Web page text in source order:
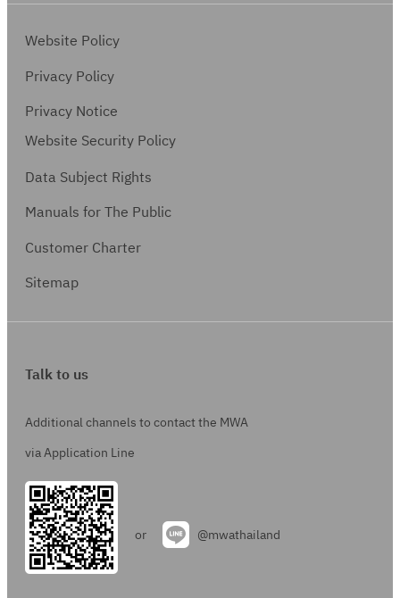
Website Policy
Privacy Policy
Privacy Notice
Website Security Policy
Data Subject Rights
Manuals for The Public
Customer Charter
Sitemap
Talk to us
Additional channels to contact the MWA
via Application Line
or @mwathailand